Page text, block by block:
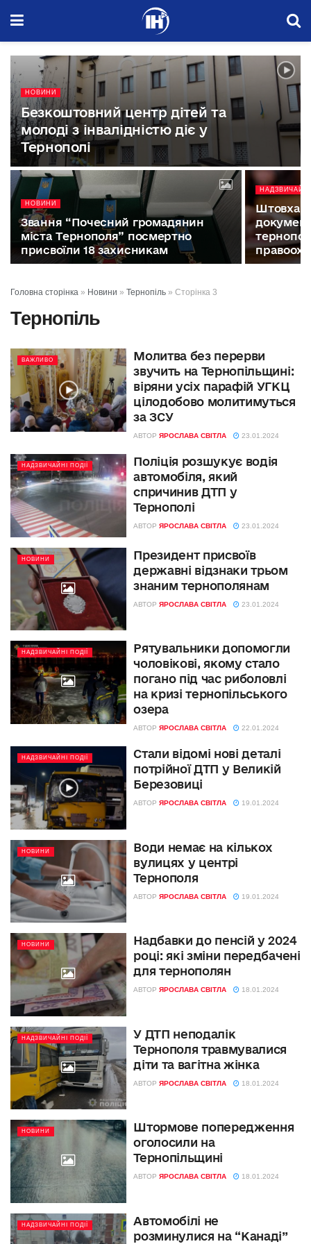
НОВИНИ
Безкоштовний центр дітей та
молоді з інвалідністю діє у
Тернополі
НОВИНИ
Звання “Почесний громадянин
міста Тернополя” посмертно
присвоїли 18 захисникам
Штовхав
Головна сторінка » Новини » Тернопіль » Сторінка 3
Тернопіль
ВАЖЛИВО
Молитва без перерви
звучить на Тернопільщині:
віряни усіх парафій УГКЦ
цілодобово молитимуться
за ЗСУ
АВТОР ЯРОСЛАВА СВІТЛА 23.01.2024
НАДЗВИЧАЙНІ ПОДІЇ
Поліція розшукує водія
автомобіля, який
спричинив ДТП у
Тернополі
АВТОР ЯРОСЛАВА СВІТЛА 23.01.2024
НОВИНИ
Президент присвоїв
державні відзнаки трьом
знаним тернополянам
АВТОР ЯРОСЛАВА СВІТЛА 23.01.2024
НАДЗВИЧАЙНІ ПОДІЇ
Рятувальники допомогли
чоловікові, якому стало
погано під час риболовлі
на кризі тернопільського
озера
АВТОР ЯРОСЛАВА СВІТЛА 22.01.2024
НАДЗВИЧАЙНІ ПОДІЇ
Стали відомі нові деталі
потрійної ДТП у Великій
Березовиці
АВТОР ЯРОСЛАВА СВІТЛА 19.01.2024
НОВИНИ
Води немає на кількох
вулицях у центрі
Тернополя
АВТОР ЯРОСЛАВА СВІТЛА 19.01.2024
НОВИНИ
Надбавки до пенсій у 2024
році: які зміни передбачені
для тернополян
АВТОР ЯРОСЛАВА СВІТЛА 18.01.2024
НАДЗВИЧАЙНІ ПОДІЇ
У ДТП неподалік
Тернополя травмувалися
діти та вагітна жінка
АВТОР ЯРОСЛАВА СВІТЛА 18.01.2024
НОВИНИ
Штормове попередження
оголосили на
Тернопільщині
АВТОР ЯРОСЛАВА СВІТЛА 18.01.2024
НАДЗВИЧАЙНІ ПОДІЇ
Автомобілі не
розминулися на “Канаді”